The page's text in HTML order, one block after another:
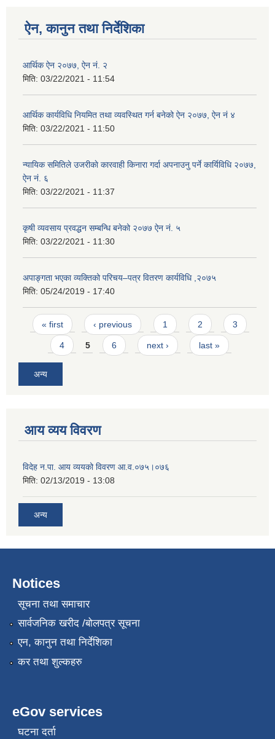
ऐन, कानुन तथा निर्देशिका
आर्थिक ऐन २०७७, ऐन नं. २
मिति: 03/22/2021 - 11:54
आर्थिक कार्यविधि नियमित तथा व्यवस्थित गर्न बनेको ऐन २०७७, ऐन नं ४
मिति: 03/22/2021 - 11:50
न्यायिक समितिले उजरीकाे कारवाही किनारा गर्दा अपनाउनु पर्ने कार्यिविधि २०७७,
ऐन नं. ६
मिति: 03/22/2021 - 11:37
कृषी व्यवसाय प्रवद्धन सम्बन्धि बनेको २०७७ ऐन नं. ५
मिति: 03/22/2021 - 11:30
अपाङ्गता भएका व्यक्तिको परिचय–पत्र वितरण कार्यविधि ,२०७५
मिति: 05/24/2019 - 17:40
Pages
« first ‹ previous 1 2 3
4 5 6 next › last »
अन्य
आय व्यय विवरण
विदेह न.पा. आय व्ययको विवरण आ.व.०७५।०७६
मिति: 02/13/2019 - 13:08
अन्य
Notices
सूचना तथा समाचार
सार्वजनिक खरीद /बोलपत्र सूचना
एन, कानुन तथा निर्देशिका
कर तथा शुल्कहरु
eGov services
घटना दर्ता